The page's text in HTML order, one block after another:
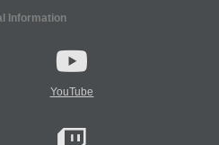
Information
YouTube